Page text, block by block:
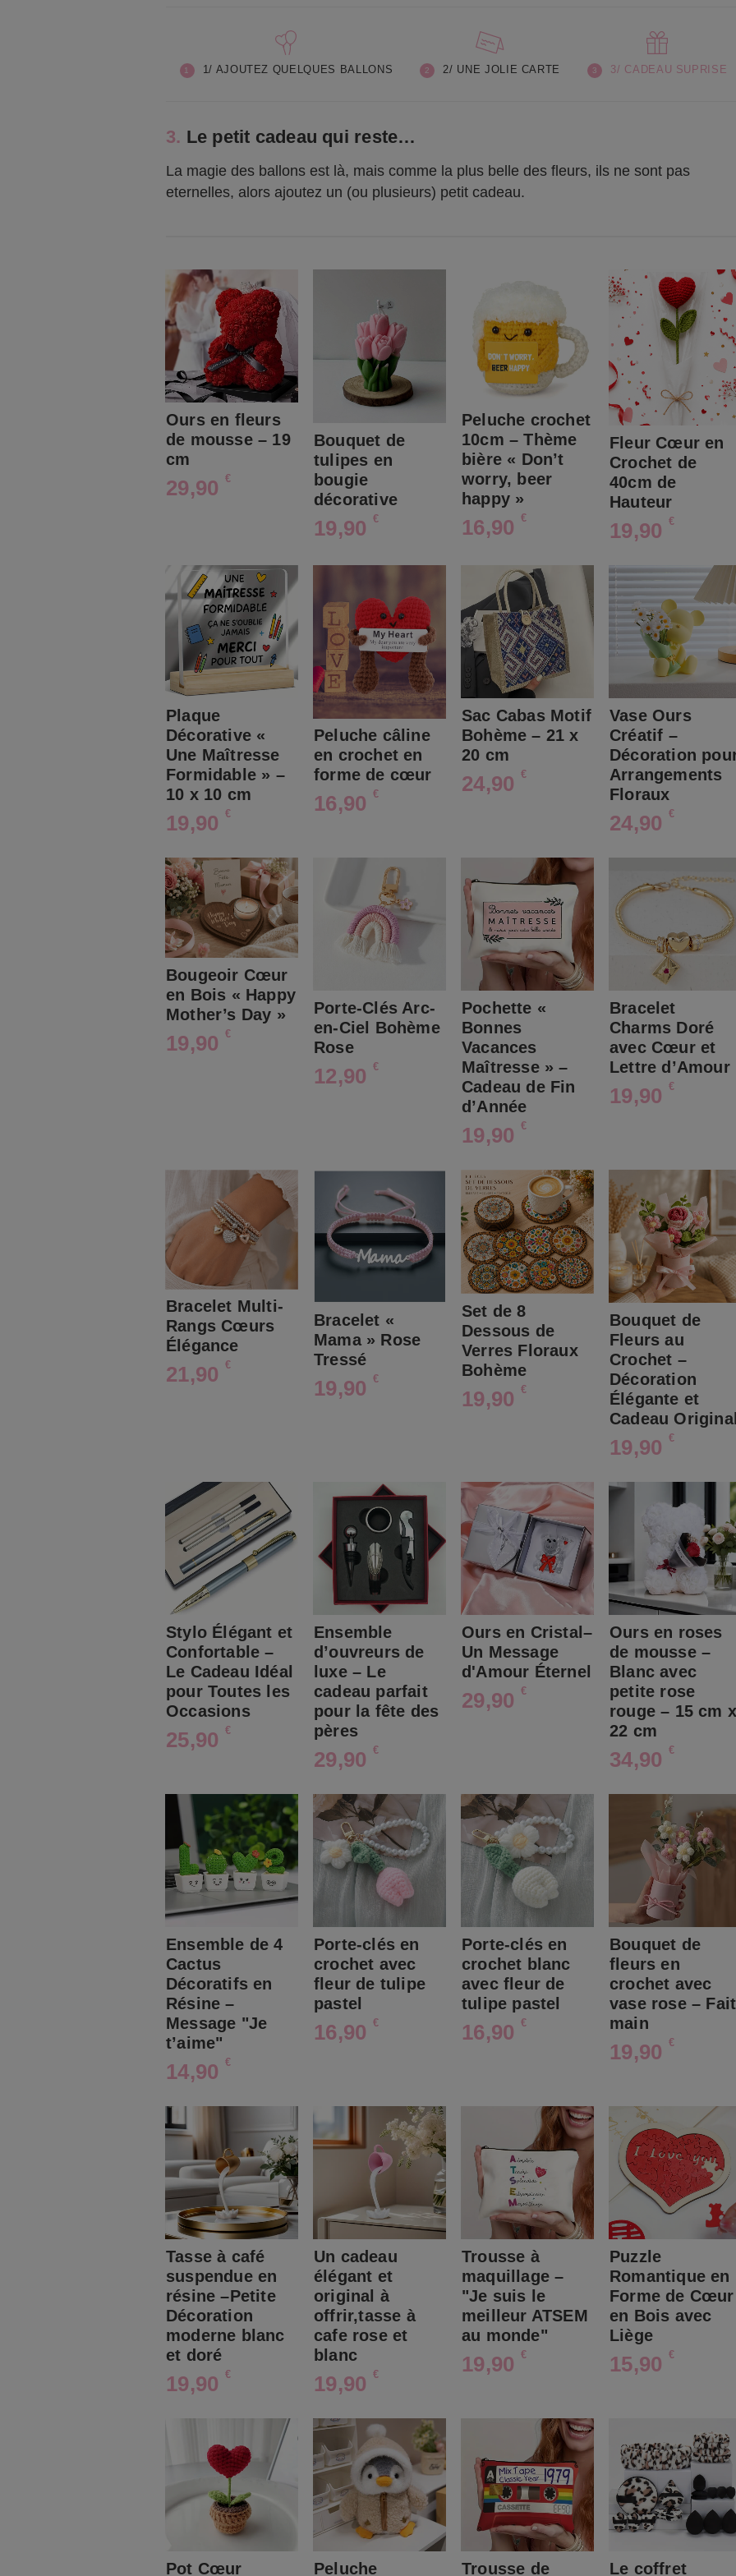
1/ AJOUTEZ QUELQUES BALLONS 2/ UNE JOLIE CARTE 3/ CADEAU SUPRISE
3. Le petit cadeau qui reste…
La magie des ballons est là, mais comme la plus belle des fleurs, ils ne sont pas
eternelles, alors ajoutez un (ou plusieurs) petit cadeau.
Ours en fleurs
de mousse – 19
cm
29,90 €
Bouquet de
tulipes en
bougie
décorative
19,90 €
Peluche crochet
10cm – Thème
bière « Don’t
worry, beer
happy »
16,90 €
Fleur Cœur en
Crochet de
40cm de
Hauteur
19,90 €
Plaque
Décorative «
Une Maîtresse
Formidable » –
10 x 10 cm
19,90 €
Peluche câline
en crochet en
forme de cœur
16,90 €
Sac Cabas Motif
Bohème – 21 x
20 cm
24,90 €
Vase Ours
Créatif –
Décoration
Arrangements
Floraux
24,90 €
Bougeoir Cœur
en Bois « Happy
Mother’s Day »
19,90 €
Porte-Clés Arc-
en-Ciel Bohème
Rose
12,90 €
Pochette «
Bonnes
Vacances
Maîtresse » –
Cadeau de Fin
d’Année
19,90 €
Bracelet
Charms Doré
avec Cœur et
Lettre d’Amour
19,90 €
Bracelet Multi-
Rangs Cœurs
Élégance
21,90 €
Bracelet «
Mama » Rose
Tressé
19,90 €
Set de 8
Dessous de
Verres Floraux
Bohème
19,90 €
Bouquet de
Fleurs au
Crochet –
Décoration
Élégante et
Cadeau
19,90 €
Stylo Élégant et
Confortable –
Le Cadeau Idéal
pour Toutes les
Occasions
25,90 €
Ensemble
d’ouvreurs de
luxe – Le
cadeau parfait
pour la fête des
pères
29,90 €
Ours en Cristal–
Un Message
d'Amour Éternel
29,90 €
Ours en roses
de mousse –
Blanc avec
petite rose
rouge – 15 cm x
22 cm
34,90 €
Ensemble de 4
Cactus
Décoratifs en
Résine –
Message "Je
t’aime"
14,90 €
Porte-clés en
crochet avec
fleur de tulipe
pastel
16,90 €
Porte-clés en
crochet blanc
avec fleur de
tulipe pastel
16,90 €
Bouquet de
fleurs en
crochet avec
vase rose – Fait
main
19,90 €
Tasse à café
suspendue en
résine –Petite
Décoration
moderne blanc
et doré
19,90 €
Un cadeau
élégant et
original à
offrir,tasse à
cafe rose et
blanc
19,90 €
Trousse à
maquillage –
"Je suis le
meilleur ATSEM
au monde"
19,90 €
Puzzle
Romantique en
Forme de Cœur
en Bois avec
Liège
15,90 €
Pot Cœur Peluche Trousse de Le coffret